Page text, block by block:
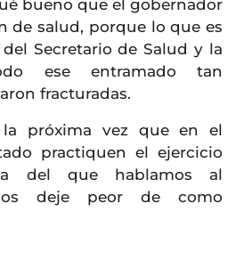
bueno que el gobernador
de salud, porque lo que es
Secretario de Salud y la
ese entramado tan
fracturadas.
la próxima vez que en el
practiquen el ejercicio
del que hablamos al
deje peor de como